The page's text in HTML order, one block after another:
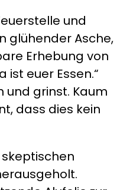
und
glühender Asche,
Erhebung von
ist euer Essen.“
und grinst. Kaum
dass dies kein